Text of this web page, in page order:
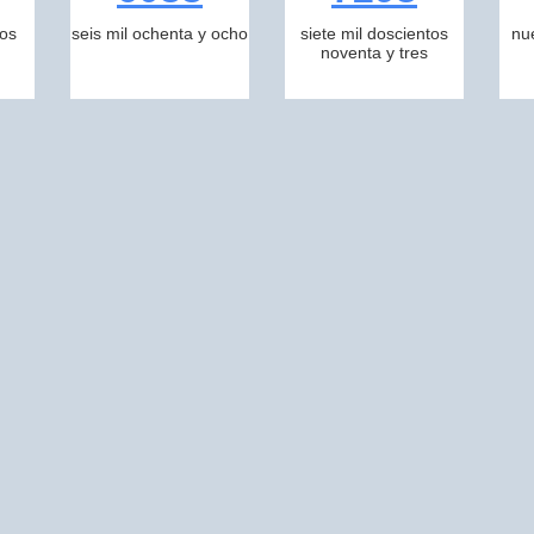
seis mil ochenta y ocho
siete mil doscientos
noventa y tres